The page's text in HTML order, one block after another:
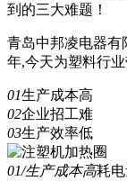
到的三大难题！
青岛中邦凌电器有
年,今天为塑料行
01生产成本高
02企业招工难
03生产效率低
01/生产成本高耗